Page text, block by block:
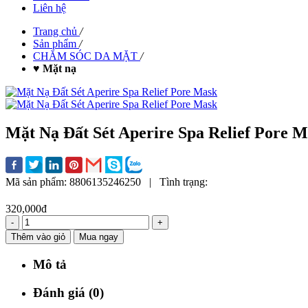
Liên hệ
Trang chủ /
Sản phẩm /
CHĂM SÓC DA MẶT /
♥ Mặt nạ
Mặt Nạ Đất Sét Aperire Spa Relief Pore
Mã sản phẩm: 8806135246250 | Tình trạng:
320,000đ
-
+
Thêm vào giỏ
Mua ngay
Mô tả
Đánh giá (0)